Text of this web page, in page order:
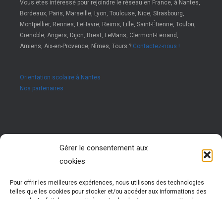
Gérer le consentement aux
cookies
Pour offrir les meilleures expériences, nous utilisons des technologies
telles que les cookies pour stocker et/ou accéder aux informations des
Vous êtes intéressé pour rejoindre le réseau en France, à Nantes,
Bordeaux, Paris, Marseille, Lyon, Toulouse, Nice, Strasbourg,
Montpellier, Rennes, LeHavre, Reims, Lille, Saint-Étienne, Toulon,
Grenoble, Angers, Dijon, Brest, LeMans, Clermont-Ferrand,
Amiens, Aix-en-Provence, Nîmes, Tours ? Contactez-nous !
Orientation scolaire à Nantes
Nos partenaires
Rejoignez nous !
Vous êtes passionné par les ressources humaines ?
dans leur réussite ?
Rejoignez notre réseau !